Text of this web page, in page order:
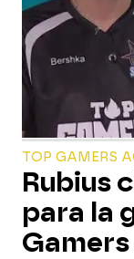
TOP GAMERS
Rubius
para la